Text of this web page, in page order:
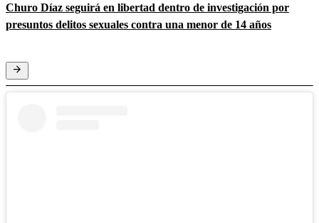
Churo Díaz seguirá en libertad dentro de investigación por
presuntos delitos sexuales contra una menor de 14 años